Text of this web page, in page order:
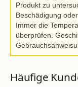
Produkt zu
Beschädigung
Immer die
überprüfen.
Häufige